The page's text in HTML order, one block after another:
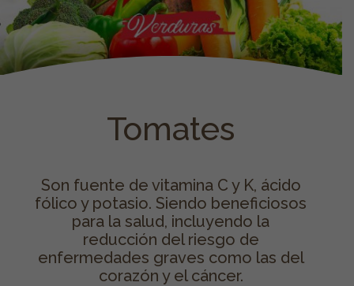
Tomates
Son fuente de vitamina C y K, ácido
fólico y potasio. Siendo beneficiosos
para la salud, incluyendo la
reducción del riesgo de
enfermedades graves como las del
corazón y el cáncer.